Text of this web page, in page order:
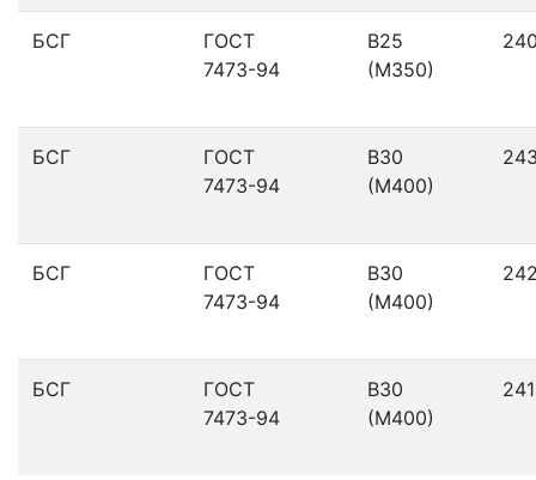
БСГ
ГОСТ
7473-94
В25
(М350)
БСГ
ГОСТ
7473-94
В30
(М400)
БСГ
ГОСТ
7473-94
В30
(М400)
БСГ
ГОСТ
7473-94
В30
(М400)